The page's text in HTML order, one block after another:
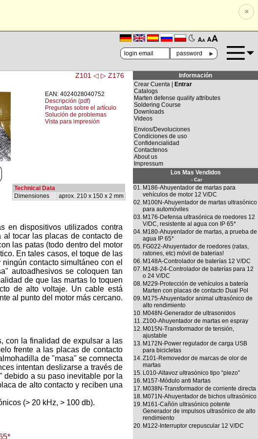
×
🗛 🗚
►
Z101 ◁ ▷ Z176
EAN: 4024028040752
Descripción (pdf)
Preguntas sobre el artículo
Solución de problemas
Vista para impresión
Technical Data
Dimensiones
aprox. 210 x 150 x 2 mm
en dispositivos utilizados contra
al tocar las placas de contacto de
las patas (todo dentro del motor
En tales casos, el toque de las
contacto simultáneo con el
autoadhesivos se coloquen tan
de que las martas lo toquen
de alto voltaje. Un cable está
al punto del motor más cercano.
con la finalidad de expulsar a las
frente a las placas de contacto
de "masa" se comnecta
intentan deslizarse a través de
debido a su paso inevitable por la
de alto contacto y reciben una
(> 20 kHz, > 100 db).
Información
Crear Cuenta |
Entrar
Catalogs
Marten defense quality attributes
Soldering Course
Downloads
Videos
Envios/Devoluciones
Condiciones de uso
Confidencialidad
Contactenos
About us
Impressum
Los Mas Vendidos
- Car
01. M186-Ahuyentador de martas para
vehículos de motor 12 V/DC
02. M100N-Ahuyentador de martas ultrasónico
para automóviles
03. M176-Defensa ultrasónica de roedores 12
V/DC, resistente al agua con IP 65*
04. M180-Ahuyentador de martas, a prueba de
agua IP 65*
05. FG022-Ahuyentador de roedores (ratas,
ratones, etc) móvil de baterias!
06. M148A-Controlador de baterías 12 V/DC
07. M148-24-Controlador de baterías para 12
o 24 V/DC
08. M229-Protección de vehículos a batería
Marten con placas de contacto Dual Pol
09. M175-Ahuyentador animal ultrasónico de
alto rendimiento
10. M048N-Generador de ultrasonidos
11.Z100-Ahuyentador de martas en espray
12. M015N-Transformador de tensión,
ajustable
13. M172N-Power regulador de carga USB
para bicicletas
14.Z101-Removedor de marcas de olor de
martas
15. L010-Altavoz ultrasónico tipo “piezo”
16. M157-Módulo anti Martas
17. M038N-Transformador de corriente directa
18. M071N-Ahuyentador de bichos ultrasónico
19. M161-Cañón ultrasónico potente
Generador de impulsos ultrasónico de alto
rendimiento
20. M122-Interruptor crepuscular 12 V/DC